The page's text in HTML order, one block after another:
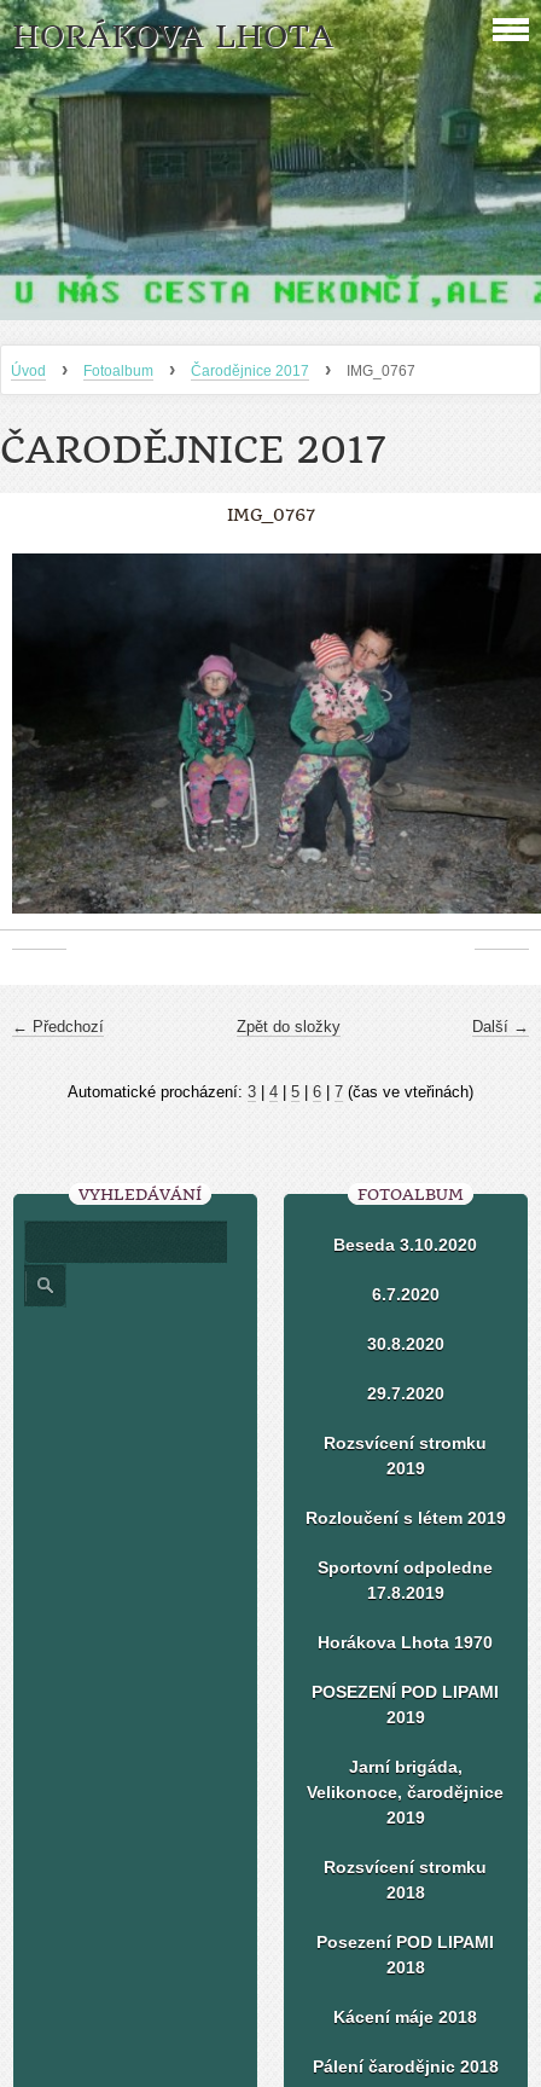
HORÁKOVA LHOTA
Úvod › Fotoalbum › Čarodějnice 2017 › IMG_0767
ČARODĚJNICE 2017
IMG_0767
← Předchozí Další →
Zpět do složky
Automatické procházení: 3 4 5 6 7 (čas ve vteřinách)
VYHLEDÁVÁNÍ FOTOALBUM
Beseda 3.10.2020
6.7.2020
30.8.2020
29.7.2020
Rozsvícení stromku
2019
Rozloučení s létem 2019
Sportovní odpoledne
17.8.2019
Horákova Lhota 1970
POSEZENÍ POD LIPAMI
2019
Jarní brigáda,
Velikonoce, čarodějnice
2019
Rozsvícení stromku
2018
Posezení POD LIPAMI
2018
Kácení máje 2018
Pálení čarodějnic 2018